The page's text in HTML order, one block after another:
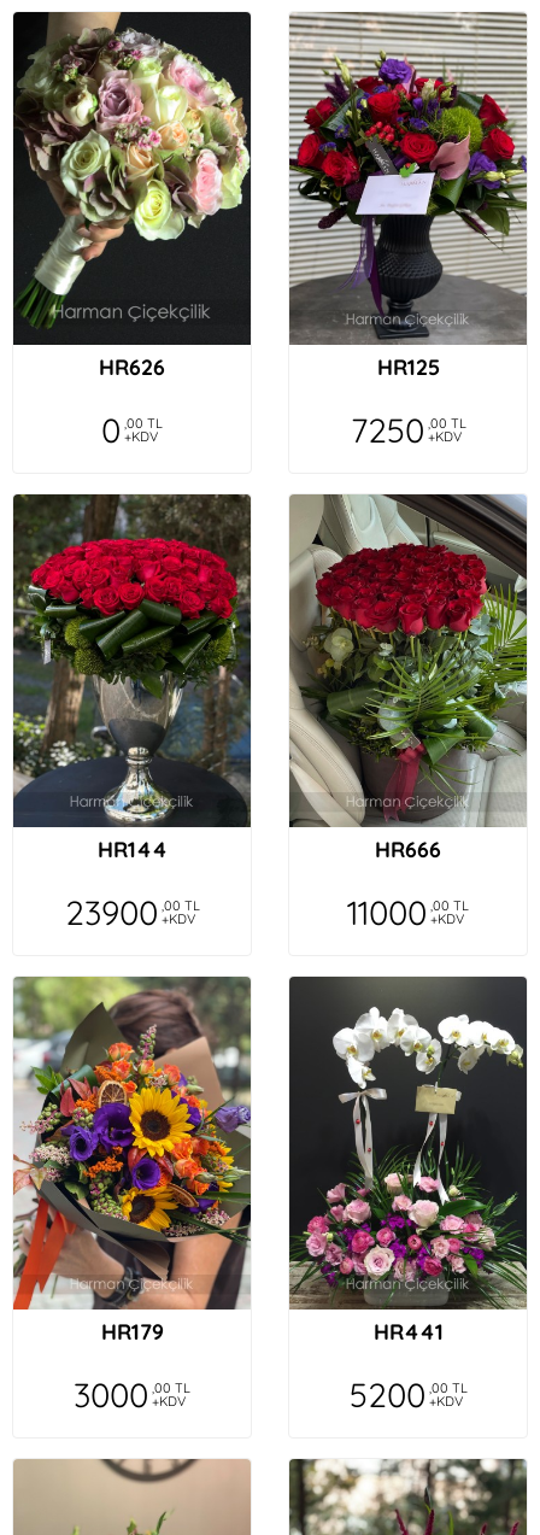
HR626
0 ,00 TL
+KDV
HR125
7250 ,00 TL
+KDV
HR144
23900 ,00 TL
+KDV
HR666
11000 ,00 TL
+KDV
HR179
3000 ,00 TL
+KDV
HR441
5200 ,00 TL
+KDV